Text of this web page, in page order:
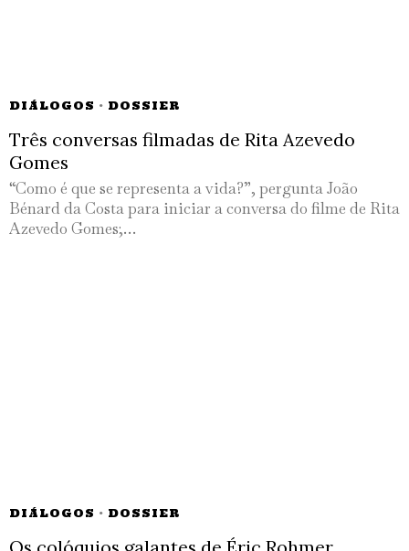
DIÁLOGOS · DOSSIER
Três conversas filmadas de Rita Azevedo
Gomes
“Como é que se representa a vida?”, pergunta João
Bénard da Costa para iniciar a conversa do filme de Rita
Azevedo Gomes;…
DIÁLOGOS · DOSSIER